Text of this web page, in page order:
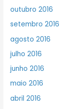
outubro 2016
setembro 2016
agosto 2016
julho 2016
junho 2016
maio 2016
abril 2016